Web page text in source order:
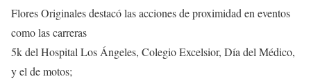
Flores Originales destacó las acciones de proximidad en eventos
como las carreras
5k del Hospital Los Ángeles, Colegio Excelsior, Día del Médico,
y el de motos;